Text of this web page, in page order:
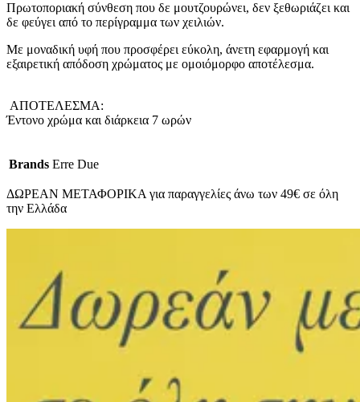
Πρωτοποριακή σύνθεση που δε μουτζουρώνει, δεν ξεθωριάζει και
δε φεύγει από το περίγραμμα των χειλιών.
Με μοναδική υφή που προσφέρει εύκολη, άνετη εφαρμογή και
εξαιρετική απόδοση χρώματος με ομοιόμορφο αποτέλεσμα.
ΑΠΟΤΕΛΕΣΜΑ:
Έντονο χρώμα και διάρκεια 7 ωρών
Brands Erre Due
ΔΩΡΕΑΝ ΜΕΤΑΦΟΡΙΚΑ για παραγγελίες άνω των 49€ σε όλη
την Ελλάδα